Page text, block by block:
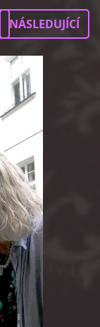
NÁSLEDUJÍCÍ